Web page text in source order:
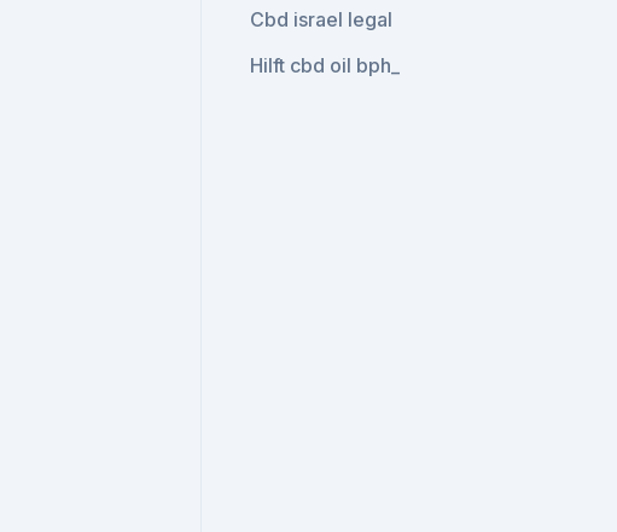
Cbd israel legal
Hilft cbd oil bph_